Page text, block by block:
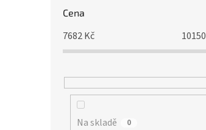
Cena
7682Kč 10150
Na skladě 0